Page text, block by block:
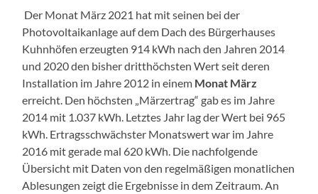
Der Monat März 2021 hat mit seinen bei der
Photovoltaikanlage auf dem Dach des Bürgerhauses
Kuhnhöfen erzeugten 914 kWh nach den Jahren 2014
und 2020 den bisher dritthöchsten Wert seit deren
Installation im Jahre 2012 in einem Monat März
erreicht. Den höchsten „Märzertrag“ gab es im Jahre
2014 mit 1.037 kWh. Letztes Jahr lag der Wert bei 965
kWh. Ertragsschwächster Monatswert war im Jahre
2016 mit gerade mal 620 kWh. Die nachfolgende
Übersicht mit Daten von den regelmäßigen monatlichen
Ablesungen zeigt die Ergebnisse in dem Zeitraum. An